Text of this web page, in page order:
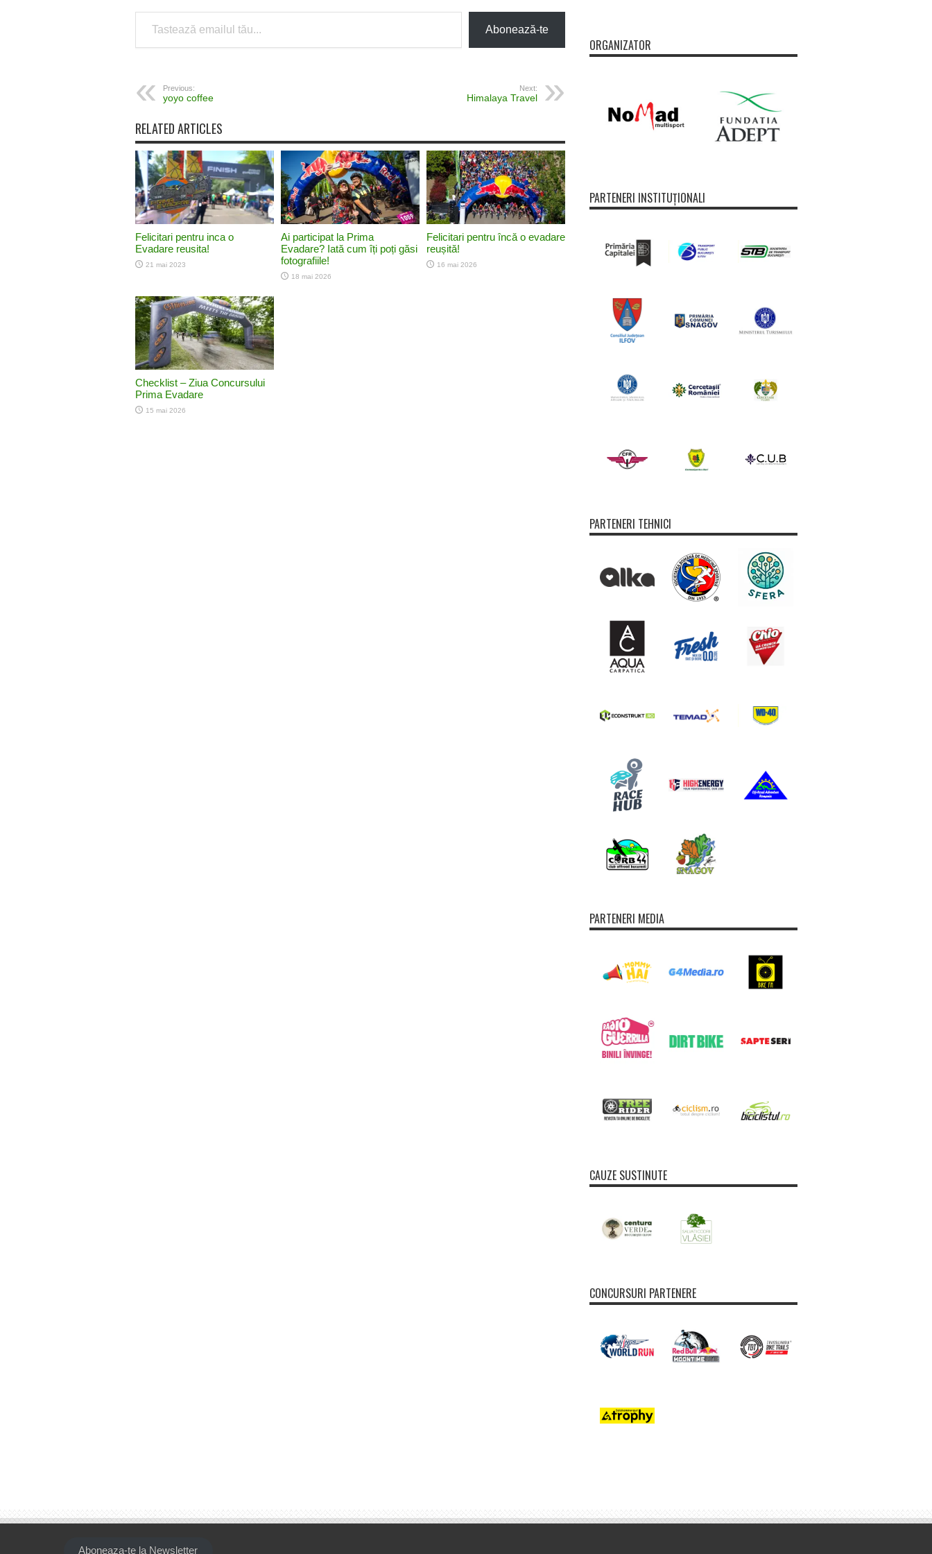
Tastează emailul tău...
Abonează-te
Previous:
yoyo coffee
Next:
Himalaya Travel
RELATED ARTICLES
Felicitari pentru inca o
Evadare reusita!
21 mai 2023
Ai participat la Prima
Evadare? Iată cum îți poți găsi
fotografiile!
18 mai 2026
Felicitari pentru încă o evadare
reușită!
16 mai 2026
Checklist – Ziua Concursului
Prima Evadare
15 mai 2026
ORGANIZATOR
PARTENERI INSTITUȚIONALI
PARTENERI TEHNICI
PARTENERI MEDIA
CAUZE SUSTINUTE
CONCURSURI PARTENERE
Aboneaza-te la Newsletter